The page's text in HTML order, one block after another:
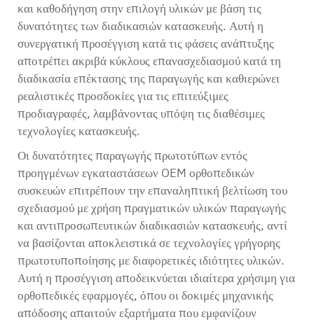
και καθοδήγηση στην επιλογή υλικών με βάση τις
δυνατότητες των διαδικασιών κατασκευής. Αυτή η
συνεργατική προσέγγιση κατά τις φάσεις ανάπτυξης
αποτρέπει ακριβά κύκλους επανασχεδιασμού κατά τη
διαδικασία επέκτασης της παραγωγής και καθιερώνει
ρεαλιστικές προσδοκίες για τις επιτεύξιμες
προδιαγραφές, λαμβάνοντας υπόψη τις διαθέσιμες
τεχνολογίες κατασκευής.
Οι δυνατότητες παραγωγής πρωτοτύπων εντός
προηγμένων εγκαταστάσεων OEM ορθοπεδικών
συσκευών επιτρέπουν την επαναληπτική βελτίωση του
σχεδιασμού με χρήση πραγματικών υλικών παραγωγής
και αντιπροσωπευτικών διαδικασιών κατασκευής, αντί
να βασίζονται αποκλειστικά σε τεχνολογίες γρήγορης
πρωτοτυποποίησης με διαφορετικές ιδιότητες υλικών.
Αυτή η προσέγγιση αποδεικνύεται ιδιαίτερα χρήσιμη για
ορθοπεδικές εφαρμογές, όπου οι δοκιμές μηχανικής
απόδοσης απαιτούν εξαρτήματα που εμφανίζουν